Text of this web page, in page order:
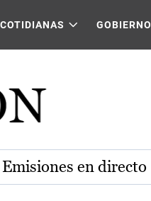
GOBIERNO
Emisiones en directo